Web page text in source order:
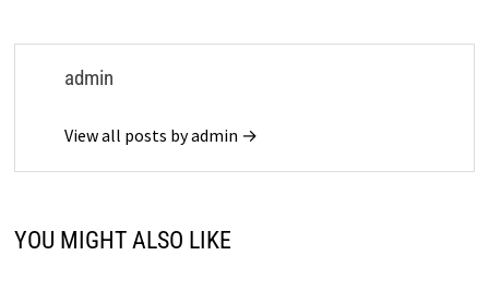
admin
View all posts by admin →
YOU MIGHT ALSO LIKE